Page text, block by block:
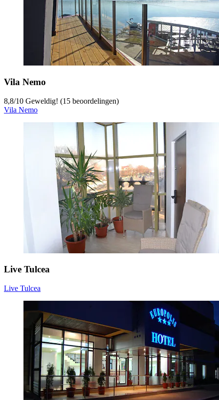
Vila Nemo
8,8/10 Geweldig! (15 beoordelingen)
Vila Nemo
Live Tulcea
Live Tulcea